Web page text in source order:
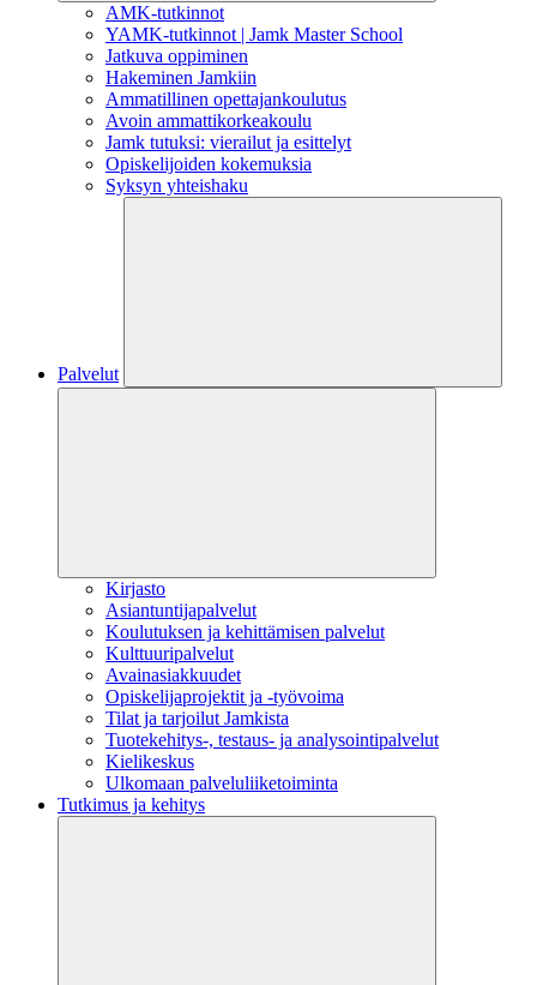
AMK-tutkinnot
YAMK-tutkinnot | Jamk Master School
Jatkuva oppiminen
Hakeminen Jamkiin
Ammatillinen opettajankoulutus
Avoin ammattikorkeakoulu
Jamk tutuksi: vierailut ja esittelyt
Opiskelijoiden kokemuksia
Syksyn yhteishaku
Palvelut
Kirjasto
Asiantuntijapalvelut
Koulutuksen ja kehittämisen palvelut
Kulttuuripalvelut
Avainasiakkuudet
Opiskelijaprojektit​ ja -työvoima
Tilat ja tarjoilut Jamkista
Tuotekehitys-, testaus- ja analysointipalvelut
Kielikeskus
Ulkomaan palveluliiketoiminta
Tutkimus ja kehitys